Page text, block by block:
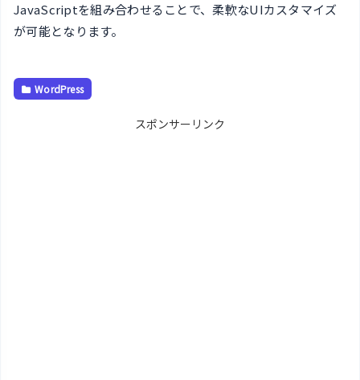
JavaScriptを組み合わせることで、柔軟なUIカスタマイズ
が可能となります。
WordPress
スポンサーリンク